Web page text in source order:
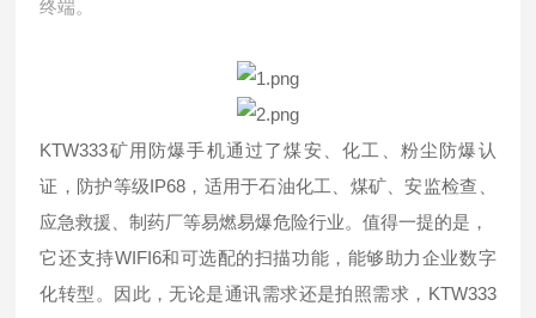
终端。
KTW333矿用防爆手机通过了煤安、化工、粉尘防爆认
证，防护等级IP68，适用于石油化工、煤矿、安监检查、
应急救援、制药厂等易燃易爆危险行业。值得一提的是，
它还支持WIFI6和可选配的扫描功能，能够助力企业数字
化转型。因此，无论是通讯需求还是拍照需求，KTW333